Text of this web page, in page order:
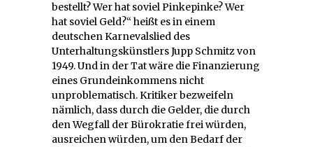
bestellt? Wer hat soviel Pinkepinke? Wer
hat soviel Geld?“ heißt es in einem
deutschen Karnevalslied des
Unterhaltungskünstlers Jupp Schmitz von
1949. Und in der Tat wäre die Finanzierung
eines Grundeinkommens nicht
unproblematisch. Kritiker bezweifeln
nämlich, dass durch die Gelder, die durch
den Wegfall der Bürokratie frei würden,
ausreichen würden, um den Bedarf der